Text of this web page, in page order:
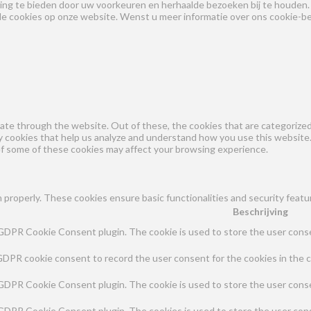
te bieden door uw voorkeuren en herhaalde bezoeken bij te houden.
cookies op onze website. Wenst u meer informatie over ons cookie-
through the website. Out of these, the cookies that are
that help us analyze and understand how you use this
of these cookies may affect your browsing experience.
These cookies ensure basic functionalities and security
Beschrijving
Cookie Consent plugin. The cookie is used to store the user
cookie consent to record the user consent for the cookies in the
Cookie Consent plugin. The cookie is used to store the user